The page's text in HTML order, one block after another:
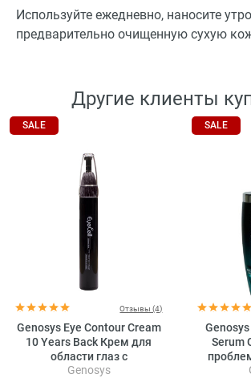
Используйте ежедневно, наносите
предварительно очищенную сухую
Другие клиенты
SALE
Отзывы (4)
Genosys Eye Contour Cream
10 Years Back Крем для
области глаз с
растительными стволовыми
Genosys
SALE
Serum